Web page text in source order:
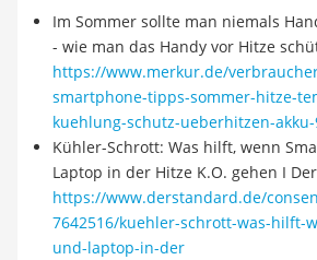
Im Sommer sollte man niemals
- wie man das Handy vor Hitze
https://www.merkur.de/
smartphone-tipps-sommer-hitze-
kuehlung-schutz-ueberhitzen-
Kühler-Schrott: Was hilft, wenn
Laptop in der Hitze K.O. gehen I
https://www.derstandard.de/
7642516/kuehler-schrott-was-hilft-
und-laptop-in-der